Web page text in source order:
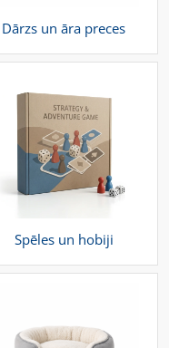
Dārzs un āra preces
Spēles un hobiji